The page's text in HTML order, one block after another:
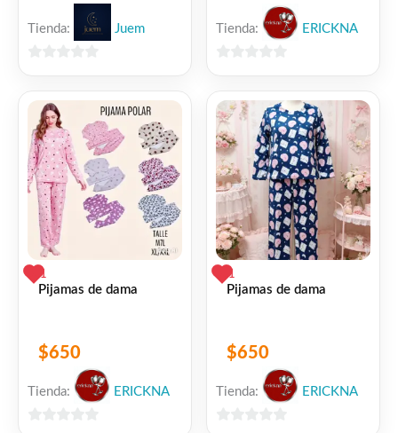
Tienda: Juem Tienda: ERICKNA
5
1
Pijamas de dama
$650
Tienda: ERICKNA
1
Pijamas de dama
$650
Tienda: ERICKNA